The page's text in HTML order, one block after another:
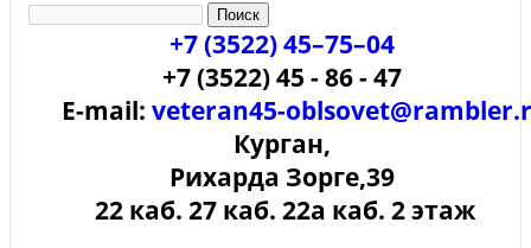
+7 (3522) 45–75–04
+7 (3522) 45 - 86 - 47
E-mail: veteran45-
Курган,
Рихарда Зорге,39
22 каб. 27 каб. 22а каб. 2 этаж